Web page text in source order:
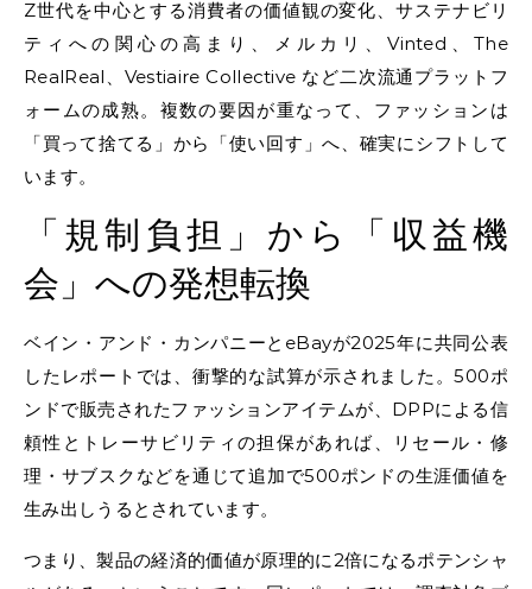
Z世代を中心とする消費者の価値観の変化、サステナビリ
ティへの関心の高まり、メルカリ、Vinted、The
RealReal、Vestiaire Collective など二次流通プラットフ
ォームの成熟。複数の要因が重なって、ファッションは
「買って捨てる」から「使い回す」へ、確実にシフトして
います。
「規制負担」から「収益機
会」への発想転換
ベイン・アンド・カンパニーとeBayが2025年に共同公表
したレポートでは、衝撃的な試算が示されました。500ポ
ンドで販売されたファッションアイテムが、DPPによる信
頼性とトレーサビリティの担保があれば、リセール・修
理・サブスクなどを通じて追加で500ポンドの生涯価値を
生み出しうるとされています。
つまり、製品の経済的価値が原理的に2倍になるポテンシャ